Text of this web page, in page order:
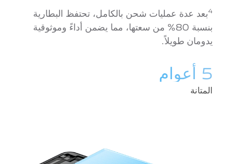
4بعد عدة عمليات شحن بالكامل، تحتفظ البطارية
بنسبة 80% من سعتها، مما يضمن أداءً وموثوقية
يدومان طويلاً.
5 أعوام
المتانة